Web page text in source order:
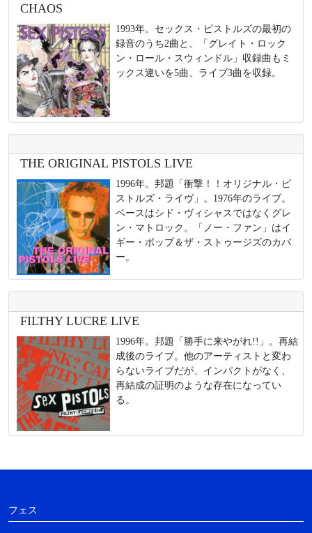
CHAOS
1993年。セックス・ピストルズの最初の
録音のうち2曲と、「グレイト・ロック
ン・ロール・スウィンドル」収録曲もミ
ックス違いを5曲、ライブ3曲を収録。
THE ORIGINAL PISTOLS LIVE
1996年。邦題「衝撃！！オリジナル・ピ
ストルズ・ライヴ」。1976年のライブ。
ベースはシド・ヴィシャスではなくグレ
ン・マトロック。「ノー・ファン」はイ
ギー・ポップ＆ザ・ストゥージズのカバ
ー。
FILTHY LUCRE LIVE
1996年。邦題「勝手に来やがれ!!」。再結
成後のライブ。他のアーティストと変わ
らないライブだが、インパクトがなく、
再結成の証明のような存在になってい
る。
フェス